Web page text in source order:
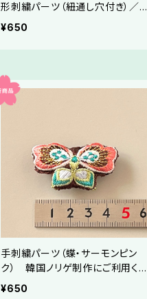
形刺繍パーツ（紐通し穴付き）／メ
ドゥプ素材
¥650
手刺繍パーツ（蝶・サーモンピン
ク） 韓国ノリゲ制作にご利用くだ
さい
¥650